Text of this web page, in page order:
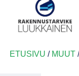
ETUSIVU / MUUT/